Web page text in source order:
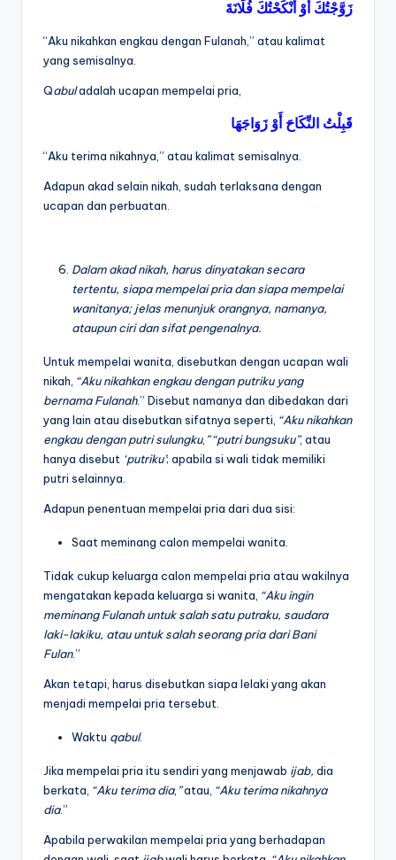
زَوَّجْتُكَ أَوْ أَنْكَحْتُكَ فُلَانَةَ
“Aku nikahkan engkau dengan Fulanah,” atau kalimat
yang semisalnya.
Qabuladalah ucapan mempelai pria,
قَبِلْتُ النِّكَاحَ أَوْ زَوَاجَهَا
“Aku terima nikahnya,” atau kalimat semisalnya.
Adapun akad selain nikah, sudah terlaksana dengan
ucapan dan perbuatan.
Dalam akad nikah, harus dinyatakan secara
tertentu, siapa mempelai pria dan siapa mempelai
wanitanya; jelas menunjuk orangnya, namanya,
ataupun ciri dan sifat pengenalnya.
Untuk mempelai wanita, disebutkan dengan ucapan wali
nikah, “Aku nikahkan engkau dengan putriku yang
bernama Fulanah.” Disebut namanya dan dibedakan dari
yang lain atau disebutkan sifatnya seperti, “Aku nikahkan
engkau dengan putri sulungku, ” “putri bungsuku”, atau
hanya disebut ‘putriku’; apabila si wali tidak memiliki
putri selainnya.
Adapun penentuan mempelai pria dari dua sisi:
Saat meminang calon mempelai wanita.
Tidak cukup keluarga calon mempelai pria atau wakilnya
mengatakan kepada keluarga si wanita, “Aku ingin
meminang Fulanah untuk salah satu putraku, saudara
laki-lakiku, atau untuk salah seorang pria dari Bani
Fulan.”
Akan tetapi, harus disebutkan siapa lelaki yang akan
menjadi mempelai pria tersebut.
Waktu qabul.
Jika mempelai pria itu sendiri yang menjawab ijab, dia
berkata, “Aku terima dia, ”atau, “Aku terima nikahnya
dia.”
Apabila perwakilan mempelai pria yang berhadapan